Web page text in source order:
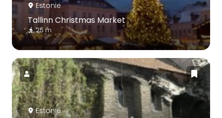
Estonie
Tallinn Christmas Market
25 m
Estonie